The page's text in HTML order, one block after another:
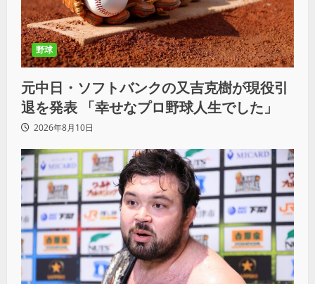
野球
元中日・ソフトバンクの又吉克樹が現役引
退を発表 「幸せなプロ野球人生でした」
2026年8月10日